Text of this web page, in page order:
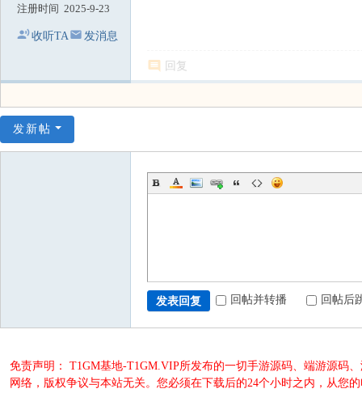
注册时间 2025-9-23
收听TA 发消息
回复
发新帖
发表回复 回帖并转播 回帖后
免责声明： T1GM基地-T1GM.VIP所发布的一切手游源码、端游源码
网络，版权争议与本站无关。您必须在下载后的24个小时之内，从您